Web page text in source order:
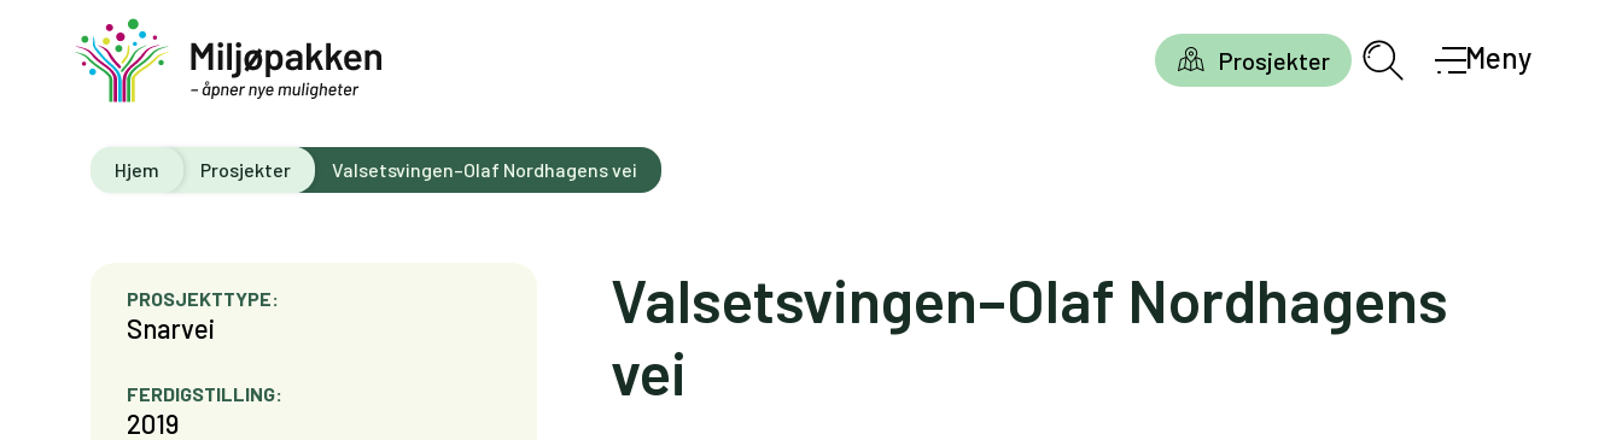
Prosjekter Meny
Hjem Prosjekter Valsetsvingen–Olaf Nordhagens vei
PROSJEKTTYPE:
Snarvei
FERDIGSTILLING:
2019
Valsetsvingen–Olaf Nordhagens
vei